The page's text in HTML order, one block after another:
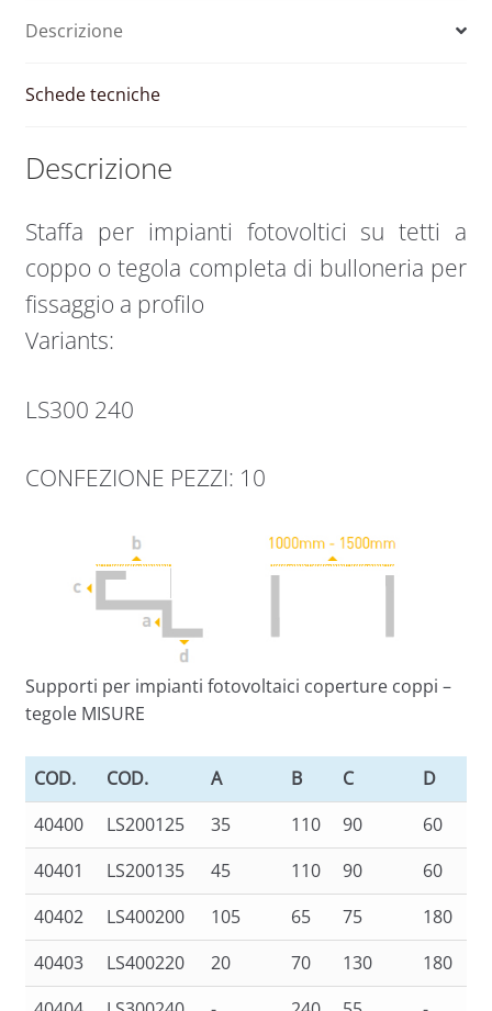
Descrizione
Schede tecniche
Descrizione
Staffa per impianti fotovoltici su tetti a
coppo o tegola completa di bulloneria per
fissaggio a profilo
Variants:
LS300 240
CONFEZIONE PEZZI: 10
Supporti per impianti fotovoltaici coperture coppi –
tegole MISURE
COD. COD. A B C
D
40400
LS200125 35 110 90
60
40401
LS200135 45 110 90
60
40402
LS400200 105 65 75
180
40403
LS400220 20 70 130
180